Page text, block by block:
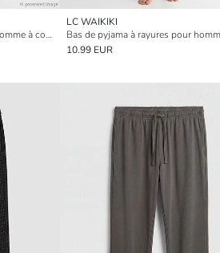
Bas de pyjama écossais pour homme à coupe standard
LC WAIKIKI
10.99 EUR